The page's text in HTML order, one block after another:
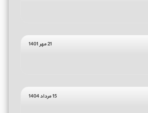
21 مهر 1401
15 مرداد 1404